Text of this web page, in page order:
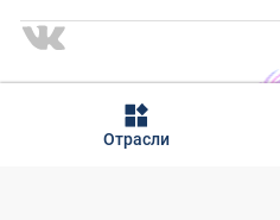
Отрасли
2024 - 2025 © Сделано в